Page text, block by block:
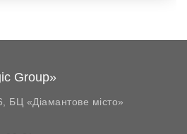
Group»
БЦ «Діамантове місто»